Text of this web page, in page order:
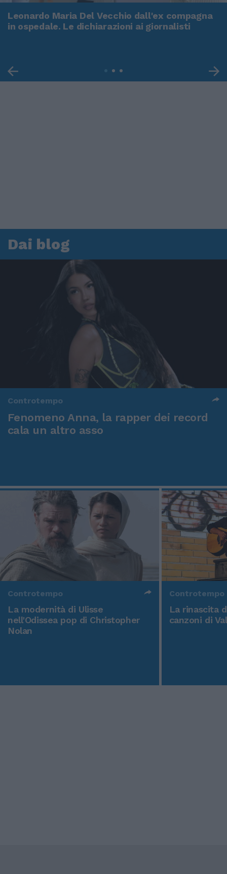
Leonardo Maria Del Vecchio dall'ex compagna
in ospedale. Le dichiarazioni ai giornalisti
Dai blog
Controtempo
Fenomeno Anna, la rapper dei record
cala un altro asso
Controtempo
La modernità di Ulisse
nell'Odissea pop di Christopher
Nolan
Controtempo
La rinascita
canzoni di